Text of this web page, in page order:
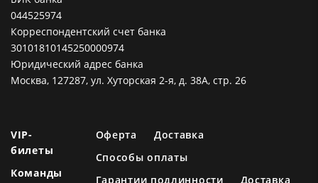
044525974
Корреспондентский счет банка
30101810145250000974
Юридический адрес банка
Москва, 127287, ул. Хуторская 2-я, д. 38А, стр. 26
VIP-
билеты
Команды
Оферта
Доставка
Способы оплаты
Гарантии подлинности
Доставка